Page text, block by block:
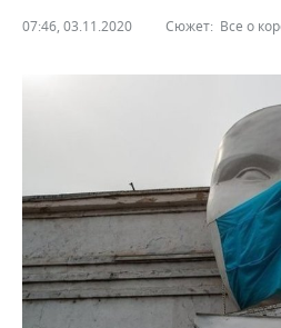
ДЕКЛАРАЦИИ О ДОХОДАХ
КОМУ ПРИНАДЛЕЖАТ
ТОРГОВЫЕ ЦЕНТРЫ
ТАТАРСТАНА
НОВОСТИ ЭКОНОМИКИ
БЮДЖЕТ
ИНВЕСТИЦИИ
ПРОМЫШЛЕННОСТЬ
МАШИНОСТРОЕНИЕ
НЕФТЕХИМИЯ
НЕФТЬ
НОВОСТИ НЕДВИЖИМОСТИ
НОВОСТИ АВТО
БИЗНЕС
НОВОСТИ БИЗНЕСА
РОЗНИЧНАЯ ТОРГОВЛЯ
ТЕХНОЛОГИИ
НОВОСТИ ТЕХНОЛОГИЙ
МЕРОПРИЯТИЯ
07:46, 03.11.2020 Сюжет: Все о